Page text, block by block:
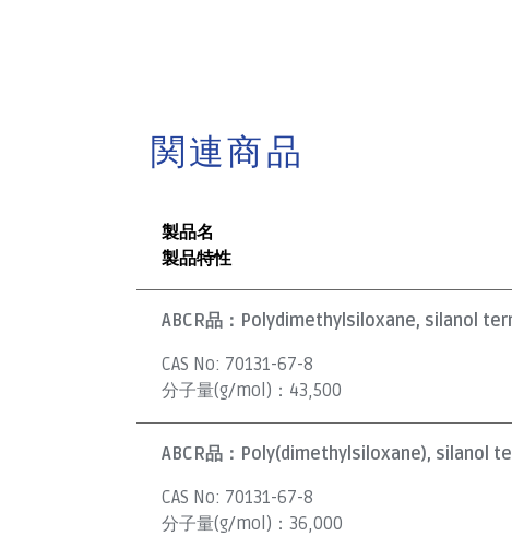
関連商品
製品名
製品特性
ABCR品： Polydimethylsiloxane, silanol
CAS No: 70131-67-8
分子量(g/mol)： 43,500
ABCR品： Poly(dimethylsiloxane), silanol
CAS No: 70131-67-8
分子量(g/mol)： 36,000